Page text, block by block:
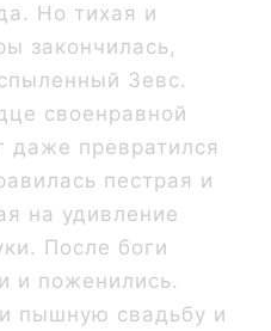
Но тихая и
закончилась,
Зевс.
своенравной
даже превратился
пестрая и
на удивление
После боги
и поженились.
пышную свадьбу и